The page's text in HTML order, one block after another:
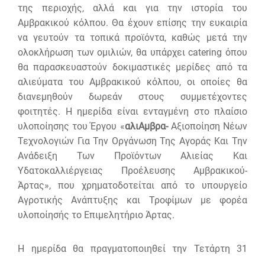
της περιοχής, αλλά και για την ιστορία του
Αμβρακικού κόλπου. Θα έχουν επίσης την ευκαιρία
να γευτούν τα τοπικά προϊόντα, καθώς μετά την
ολοκλήρωση των ομιλιών, θα υπάρχει catering όπου
θα παρασκευαστούν δοκιμαστικές μερίδες από τα
αλιεύματα του Αμβρακικού κόλπου, οι οποίες θα
διανεμηθούν δωρεάν στους συμμετέχοντες
φοιτητές. Η ημερίδα είναι ενταγμένη στο πλαίσιο
υλοποίησης του Έργου «αλιΑμβρα-Αξιοποίηση Νέων
Τεχνολογιών Για Την Οργάνωση Της Αγοράς Και Την
Ανάδειξη Των Προϊόντων Αλιείας Και
Υδατοκαλλιέργειας Προέλευσης Αμβρακικού-
Άρτας», που χρηματοδοτείται από το υπουργείο
Αγροτικής Ανάπτυξης και Τροφίμων με φορέα
υλοποίησής το Επιμελητήριο Άρτας.
Η ημερίδα θα πραγματοποιηθεί την Τετάρτη 31